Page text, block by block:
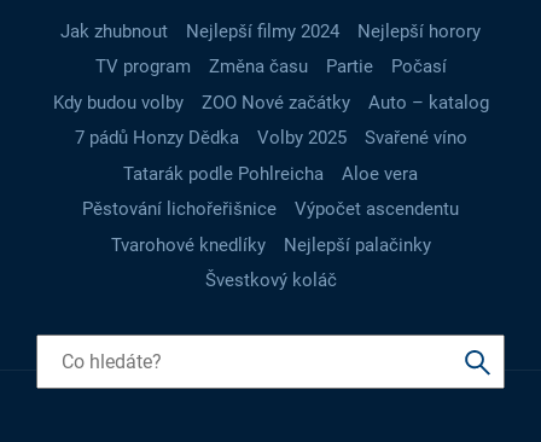
Jak zhubnout Nejlepší filmy 2024
Nejlepší horory
TV program
Změna času Partie
Počasí
Kdy budou volby
ZOO Nové začátky
Auto – katalog
7 pádů Honzy Dědka
Volby 2025
Svařené víno
Tatarák podle Pohlreicha
Aloe vera
Pěstování lichořeřišnice
Výpočet ascendentu
Tvarohové knedlíky
Nejlepší palačinky
Švestkový koláč